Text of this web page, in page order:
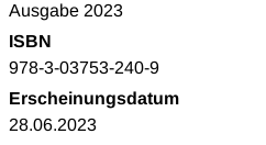
Ausgabe 2023
ISBN
978-3-03753-240-9
Erscheinungsdatum
28.06.2023